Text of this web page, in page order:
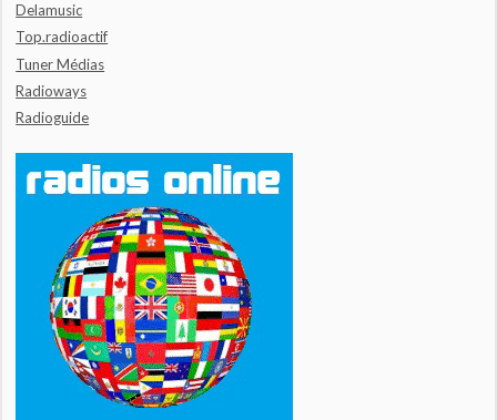
Delamusic
Top.radioactif
Tuner Médias
Radioways
Radioguide